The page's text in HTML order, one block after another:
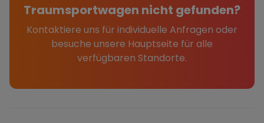
Traumsportwagen nicht gefunden?
Kontaktiere uns für individuelle Anfragen oder
besuche unsere Hauptseite für alle
verfügbaren Standorte.